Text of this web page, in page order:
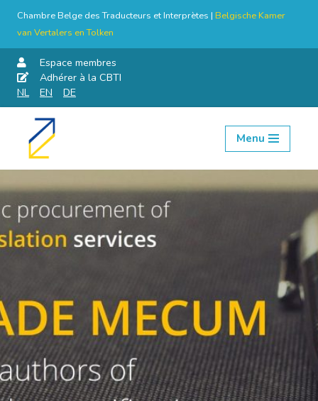
Chambre Belge des Traducteurs et Interprètes | Belgische Kamer
van Vertalers en Tolken
Espace membres
Adhérer à la CBTI
NL
EN DE
Aller
Menu